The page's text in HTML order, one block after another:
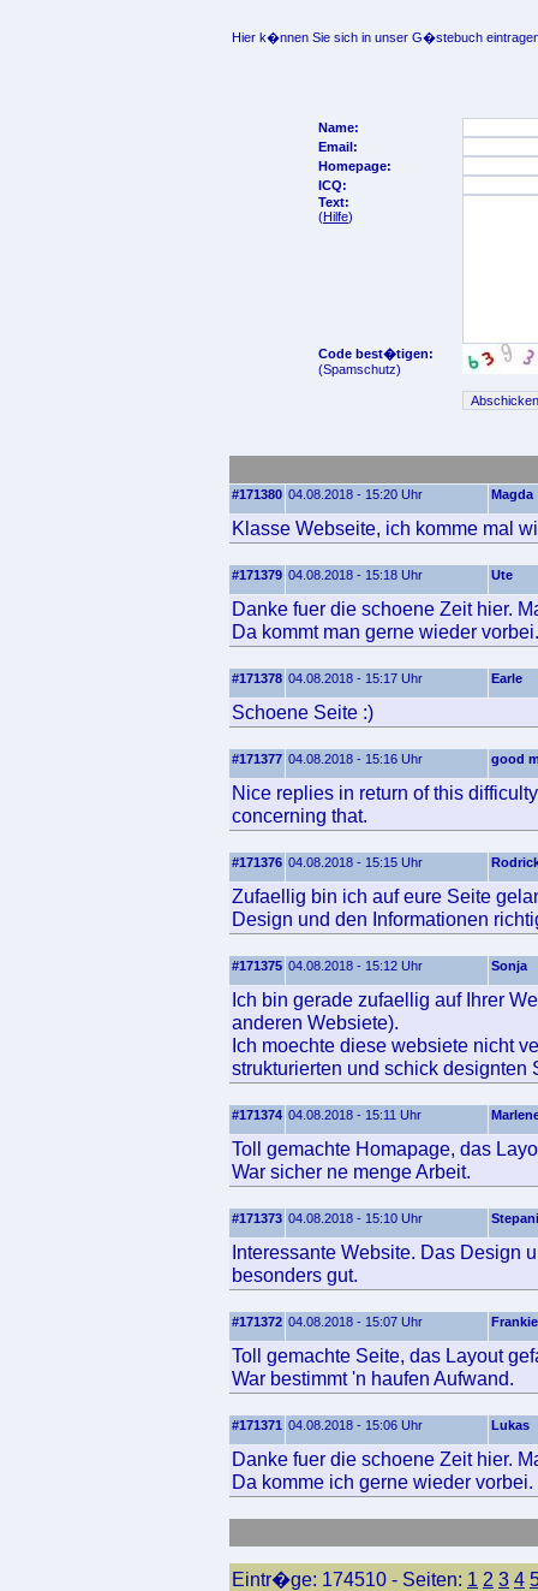
Hier k�nnen Sie sich in unser G�stebuch
Name:
Email:
Homepage:
ICQ:
Text:
(Hilfe)
Code best�tigen:
(Spamschutz)
#171380 04.08.2018 - 15:20 Uhr Magda
Klasse Webseite, ich komme mal
#171379 04.08.2018 - 15:18 Uhr Ute
Danke fuer die schoene Zeit hier.
Da kommt man gerne wieder vorbei.
#171378 04.08.2018 - 15:17 Uhr Earle
Schoene Seite :)
#171377 04.08.2018 - 15:16 Uhr good
Nice replies in return of this
concerning that.
#171376 04.08.2018 - 15:15 Uhr
Zufaellig bin ich auf eure Seite
Design und den Informationen
#171375 04.08.2018 - 15:12 Uhr Sonja
Ich bin gerade zufaellig auf Ihrer
anderen Websiete).
Ich moechte diese websiete nicht
strukturierten und schick designten
#171374 04.08.2018 - 15:11 Uhr
Toll gemachte Homapage, das
War sicher ne menge Arbeit.
#171373 04.08.2018 - 15:10 Uhr
Interessante Website. Das Design
besonders gut.
#171372 04.08.2018 - 15:07 Uhr Frankie
Toll gemachte Seite, das Layout
War bestimmt 'n haufen Aufwand.
#171371 04.08.2018 - 15:06 Uhr Lukas
Danke fuer die schoene Zeit hier.
Da komme ich gerne wieder vorbei.
Eintr�ge: 174510 - Seiten: 1 2 3 4